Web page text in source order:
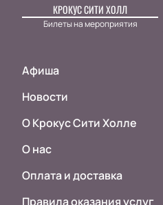
КРОКУС СИТИ ХОЛЛ
Билеты на мероприятия
Афиша
Новости
О Крокус Сити Холле
О нас
Оплата и доставка
Правила оказания услуг